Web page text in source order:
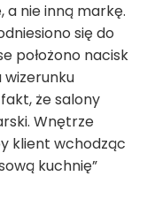
nie inną markę.
się do
położono nacisk
wizerunku
że salony
Wnętrze
klient wchodząc
kuchnię”